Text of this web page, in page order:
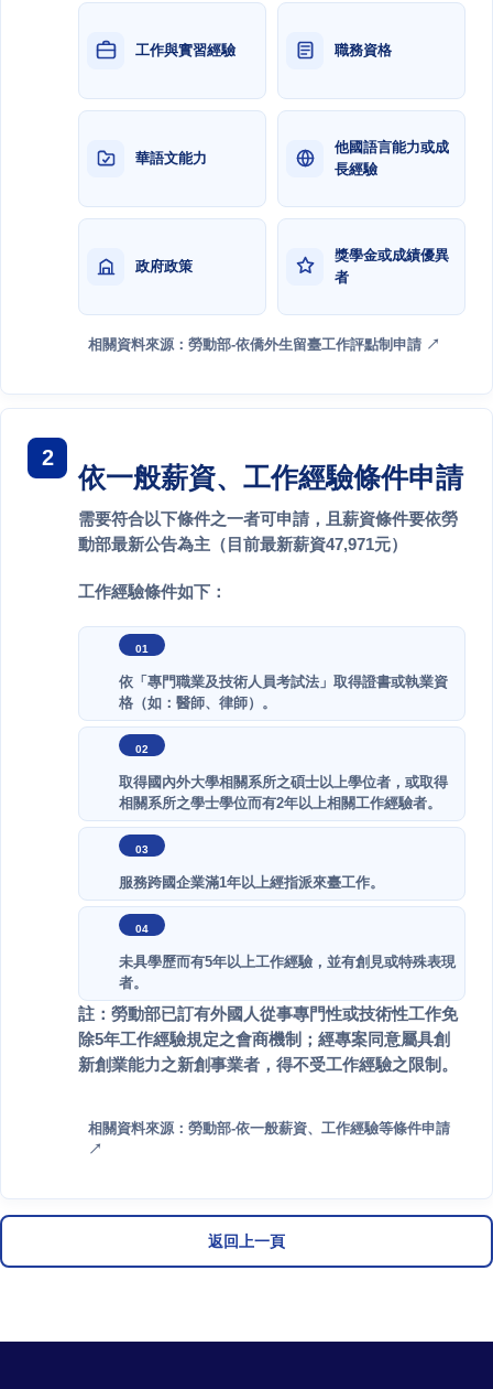
工作與實習經驗 職務資格
華語文能力
他國語言能力或成
長經驗
政府政策
獎學金或成績優異
者
相關資料來源：勞動部-依僑外生留臺工作評點制申請 ↗
依一般薪資、工作經驗條件申請
需要符合以下條件之一者可申請，且薪資條件要依勞
動部最新公告為主（目前最新薪資47,971元）
工作經驗條件如下：
依「專門職業及技術人員考試法」取得證書或執業資
格（如：醫師、律師）。
取得國內外大學相關系所之碩士以上學位者，或取得
相關系所之學士學位而有2年以上相關工作經驗者。
服務跨國企業滿1年以上經指派來臺工作。
未具學歷而有5年以上工作經驗，並有創見或特殊表現
者。
註：勞動部已訂有外國人從事專門性或技術性工作免
除5年工作經驗規定之會商機制；經專案同意屬具創
新創業能力之新創事業者，得不受工作經驗之限制。
相關資料來源：勞動部-依一般薪資、工作經驗等條件申請
↗
返回上一頁